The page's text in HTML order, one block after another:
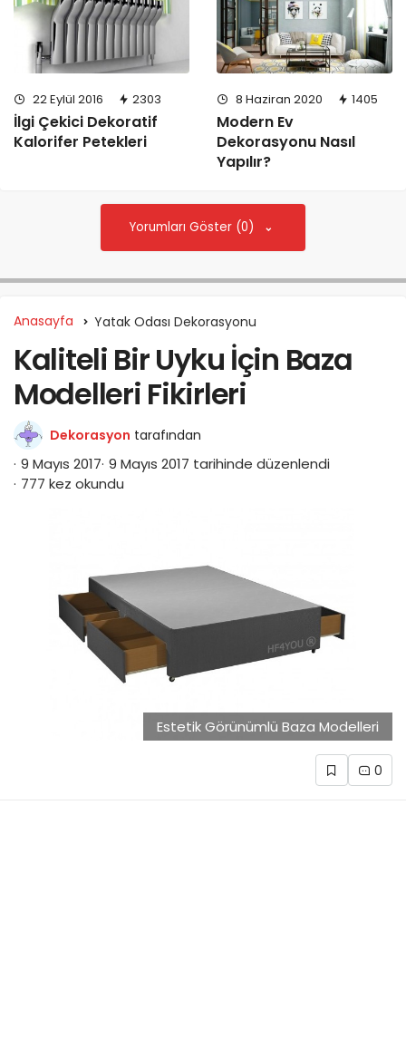
22 Eylül 2016 2303
İlgi Çekici Dekoratif
Kalorifer Petekleri
8 Haziran 2020 1405
Modern Ev
Dekorasyonu Nasıl
Yapılır?
Yorumları Göster (0)
Anasayfa Yatak Odası Dekorasyonu
Kaliteli Bir Uyku İçin Baza
Modelleri Fikirleri
Dekorasyon tarafından
9 Mayıs 2017 9 Mayıs 2017 tarihinde düzenlendi
777 kez okundu
Estetik Görünümlü Baza Modelleri
0